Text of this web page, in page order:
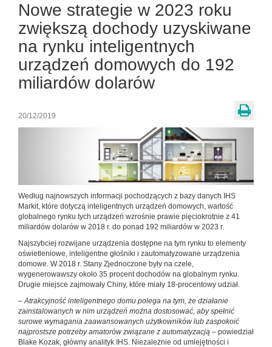
Nowe strategie w 2023 roku
zwiększą dochody uzyskiwane
na rynku inteligentnych
urządzeń domowych do 192
miliardów dolarów
20/12/2019
Według najnowszych informacji pochodzących z bazy danych IHS
Markit, które dotyczą inteligentnych urządzeń domowych, wartość
globalnego rynku tych urządzeń wzrośnie prawie pięciokrotnie z 41
miliardów dolarów w 2018 r. do ponad 192 miliardów w 2023 r.
Najszybciej rozwijane urządzenia dostępne na tym rynku to elementy
oświetleniowe, inteligentne głośniki i zautomatyzowane urządzenia
domowe. W 2018 r. Stany Zjednoczone były na czele,
wygenerowawszy około 35 procent dochodów na globalnym rynku.
Drugie miejsce zajmowały Chiny, które miały 18-procentowy udział.
–Atrakcyjność inteligentnego domu polega na tym, że działanie
zainstalowanych w nim urządzeń można dostosować, aby spełnić
surowe wymagania zaawansowanych użytkowników lub zaspokoić
najprostsze potrzeby amatorów związane z automatyzacją – powiedział
Blake Kozak, główny analityk IHS. Niezależnie od umiejętności i